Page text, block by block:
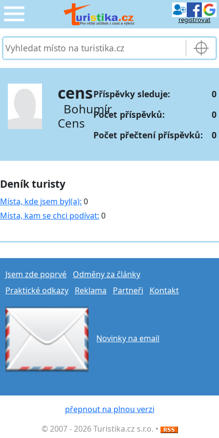
registrovat
CESTOVÁNÍ
SLUŽBY & DOPRAVA ›
PRO TURISTY ›
MOJE TURISTIKA ›
cens
Bohumír
Cens
Příspěvky sleduje:
Počet příspěvků:
0
Počet přečtení příspěvků:
0
Deník turisty
Místa, kde jsem byl(a): 0
Místa, kam se chci podívat: 0
Jsem zde poprvé
Odměny za články
Praktické odkazy
Reklama Partneři Kontakt
Novinky na email
přepnout na plnou verzi
© 2007 - 2026 Turistika.cz s.r.o. •